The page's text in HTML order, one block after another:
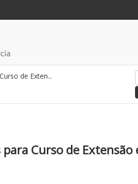
de Exten...
Curso de Extensão